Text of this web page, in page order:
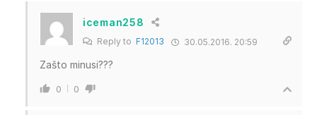
iceman258
Reply to F12013 30.05.2016. 20:59
Zašto minusi???
0 0